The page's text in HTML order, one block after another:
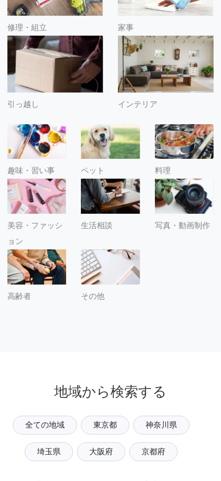
修理・組立 家事
引っ越し インテリア
趣味・習い事 ペット 料理
美容・ファッシ
ョン
生活相談 写真・動画制作
高齢者 その他
地域から検索する
全ての地域 東京都 神奈川県
埼玉県 大阪府 京都府